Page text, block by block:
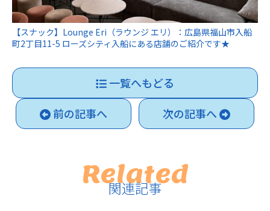
【スナック】Lounge Eri（ラウンジ エリ）：広島県福山市入船
町2丁目11-5 ローズシティ入船にある店舗のご紹介です★
一覧へもどる
前の記事へ
次の記事へ
Related
関連記事